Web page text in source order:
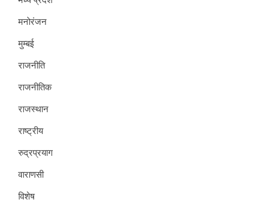
मनोरंजन
मुम्बई
राजनीति
राजनीतिक
राजस्थान
राष्ट्रीय
रुद्रप्रयाग
वाराणसी
विशेष